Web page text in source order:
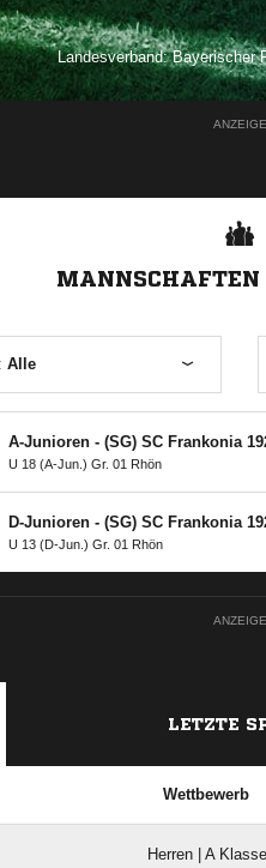
Landesverband:Bayerischer
ANZEIGE
MANNSCHAFTEN
Alle
A-Junioren - (SG) SC Frankonia
U 18 (A-Jun.) Gr. 01 Rhön
D-Junioren - (SG) SC Frankonia
U 13 (D-Jun.) Gr. 01 Rhön
ANZEIGE
LETZTE
Wettbewerb
Herren | A Klasse